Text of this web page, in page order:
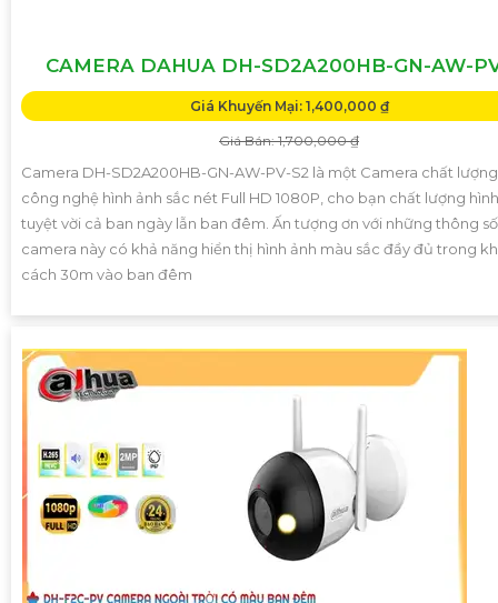
CAMERA DAHUA DH-SD2A200HB-GN-AW-
Giá Khuyến Mại: 1,400,000 ₫
Giá Bán: 1,700,000 ₫
Camera DH-SD2A200HB-GN-AW-PV-S2 là một Camera chất
công nghệ hình ảnh sắc nét Full HD 1080P, cho bạn chất lượng
tuyệt vời cả ban ngày lẫn ban đêm. Ấn tượng ơn với những thông
camera này có khả năng hiển thị hình ảnh màu sắc đầy đủ trong
cách 30m vào ban đêm